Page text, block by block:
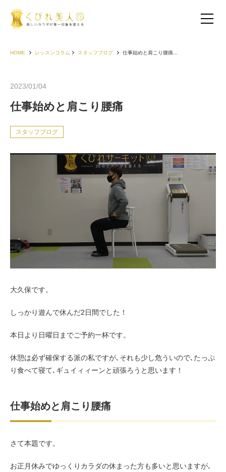
お客様の声（30代以下）
お客様の声（40代）
お客様の声（50代以上）
お客様の声（男性）
HOME レッスンコラム スタッフブログ 仕事始めと肩こり腰痛...
2023/01/04
仕事始めと肩こり腰痛
スタッフブログ
大久保です。
しっかり遊んで休んだ2日間でした！
本日より日曜日までご予約一杯です。
休憩は必ず確保する派の私ですが､それも少し危ういので､たっぷ
り食べて寝て､ギュイィィーンと頑張ろうと思います！
仕事始めと肩こり腰痛
さて本題です。
お正月休みでゆっくりカラダの休まった方も多いと思いますが､